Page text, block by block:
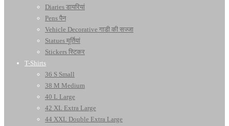
Diaries डायरियां
Pens पैन
Vehicle Decorative गाडी की सज्जा
Statues मूर्तियां
Stickers स्टिकर
T-Shirts
36 S Small
38 M Medium
40 L Large
42 XL Extra Large
44 XXL Double Extra Large